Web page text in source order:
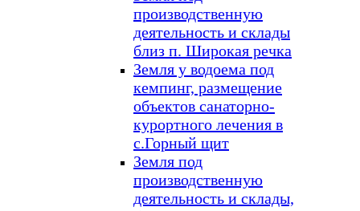
производственную
деятельность и склады
близ п. Широкая речка
Земля у водоема под
кемпинг, размещение
объектов санаторно-
курортного лечения в
с.Горный щит
Земля под
производственную
деятельность и склады,